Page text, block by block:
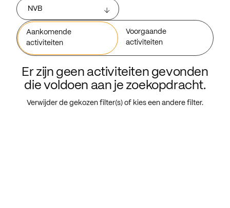
NVB
Aankomende
activiteiten
Voorgaande
activiteiten
Er zijn geen activiteiten gevonden
die voldoen aan je zoekopdracht.
Verwijder de gekozen filter(s) of kies een andere filter.